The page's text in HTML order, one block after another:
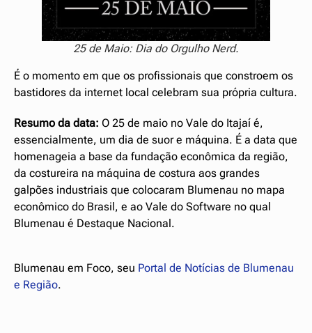
25 de Maio: Dia do Orgulho Nerd.
É o momento em que os profissionais que constroem os
bastidores da internet local celebram sua própria cultura.
Resumo da data: O 25 de maio no Vale do Itajaí é,
essencialmente, um dia de suor e máquina. É a data que
homenageia a base da fundação econômica da região,
da costureira na máquina de costura aos grandes
galpões industriais que colocaram Blumenau no mapa
econômico do Brasil, e ao Vale do Software no qual
Blumenau é Destaque Nacional.
Blumenau em Foco, seu Portal de Notícias de Blumenau
e Região.